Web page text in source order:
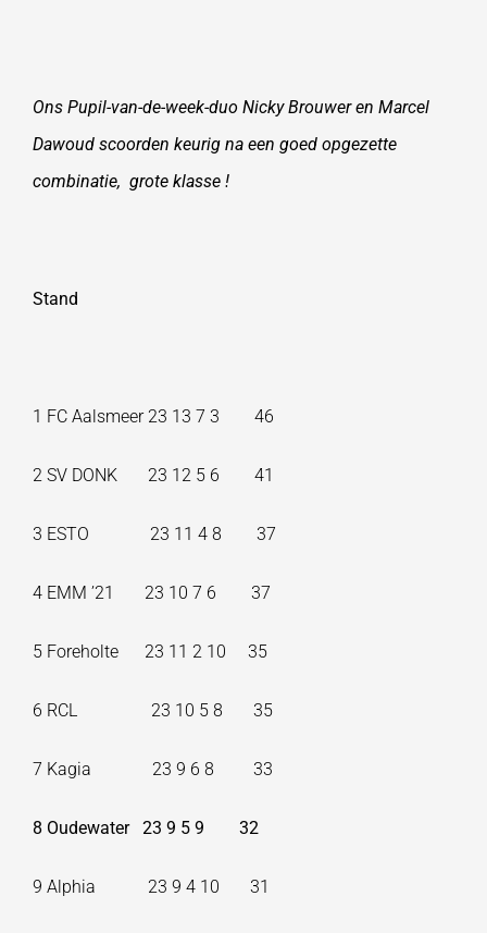
Ons Pupil-van-de-week-duo Nicky Brouwer en Marcel
Dawoud scoorden keurig na een goed opgezette
combinatie, grote klasse !
Stand
1 FC Aalsmeer 23 13 7 3 46
2 SV DONK 23 12 5 6 41
3 ESTO 23 11 4 8 37
4 EMM ’21 23 10 7 6 37
5 Foreholte 23 11 2 10 35
6 RCL 23 10 5 8 35
7 Kagia 23 9 6 8 33
8 Oudewater 23 9 5 9 32
9 Alphia 23 9 4 10 31